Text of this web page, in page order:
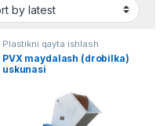
Plastikni qayta ishlash
PVX maydalash (drobilka)
uskunasi